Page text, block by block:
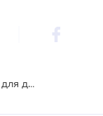
Нулевая ставка НДС на комплектующие для дронов: ГНС предоставила важное разъяснение